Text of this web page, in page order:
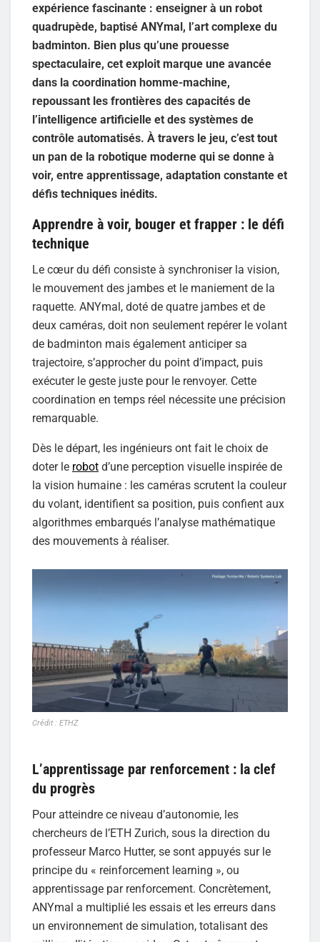
expérience fascinante : enseigner à un robot
quadrupède, baptisé ANYmal, l’art complexe du
badminton. Bien plus qu’une prouesse
spectaculaire, cet exploit marque une avancée
dans la coordination homme-machine,
repoussant les frontières des capacités de
l’intelligence artificielle et des systèmes de
contrôle automatisés. À travers le jeu, c’est tout
un pan de la robotique moderne qui se donne à
voir, entre apprentissage, adaptation constante et
défis techniques inédits.
Apprendre à voir, bouger et frapper : le défi
technique
Le cœur du défi consiste à synchroniser la vision,
le mouvement des jambes et le maniement de la
raquette. ANYmal, doté de quatre jambes et de
deux caméras, doit non seulement repérer le volant
de badminton mais également anticiper sa
trajectoire, s’approcher du point d’impact, puis
exécuter le geste juste pour le renvoyer. Cette
coordination en temps réel nécessite une précision
remarquable.
Dès le départ, les ingénieurs ont fait le choix de
doter le robot d’une perception visuelle inspirée de
la vision humaine : les caméras scrutent la couleur
du volant, identifient sa position, puis confient aux
algorithmes embarqués l’analyse mathématique
des mouvements à réaliser.
Crédit : ETHZ
L’apprentissage par renforcement : la clef
du progrès
Pour atteindre ce niveau d’autonomie, les
chercheurs de l’ETH Zurich, sous la direction du
professeur Marco Hutter, se sont appuyés sur le
principe du « reinforcement learning », ou
apprentissage par renforcement. Concrètement,
ANYmal a multiplié les essais et les erreurs dans
un environnement de simulation, totalisant des